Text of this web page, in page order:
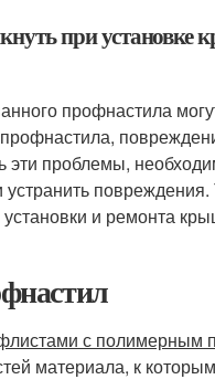
при установке
профнастила
эти проблемы,
и ремонта
с полимерным
материала, к